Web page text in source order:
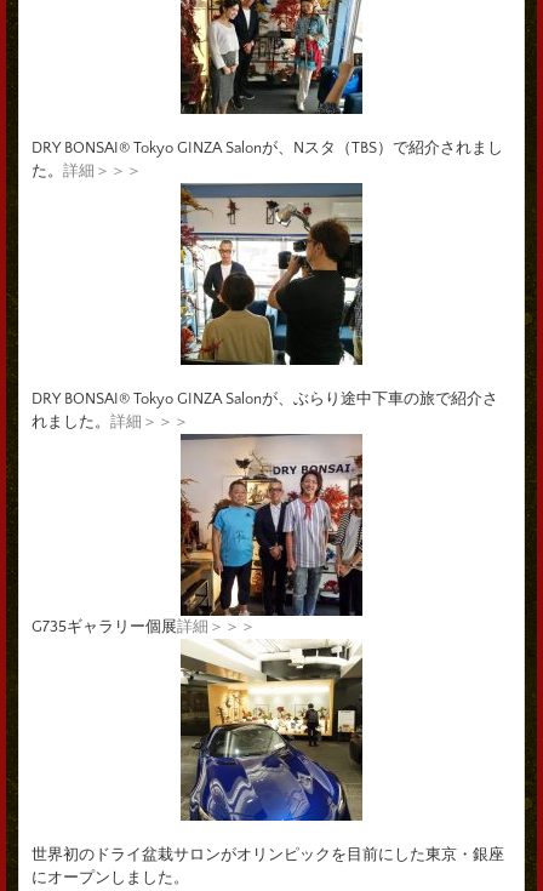
DRY BONSAI® Tokyo GINZA Salonが、Nスタ（TBS）で紹介されまし
た。 詳細＞＞＞
DRY BONSAI® Tokyo GINZA Salonが、ぶらり途中下車の旅で紹介さ
れました。 詳細＞＞＞
G735ギャラリー個展詳細＞＞＞
世界初のドライ盆栽サロンがオリンピックを目前にした東京・銀座
にオープンしました。